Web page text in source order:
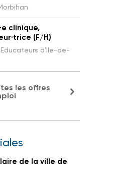
clinique,
(F/H)
d'Ile-de-
les offres
de la ville de